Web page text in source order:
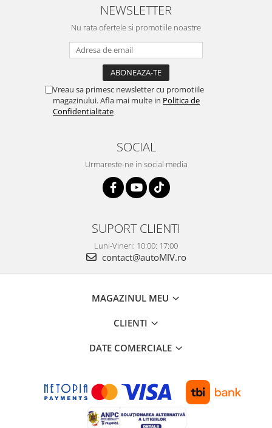
NEWSLETTER
Nu rata ofertele si promotiile noastre
Vreau sa primesc newsletter cu promotiile
magazinului. Afla mai multe in Politica de
Confidentialitate
SOCIAL
Urmareste-ne in social media
SUPORT CLIENTI
Luni-Vineri: 10:00: 17:00
contact@autoMIV.ro
MAGAZINUL MEU
CLIENTI
DATE COMERCIALE